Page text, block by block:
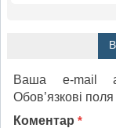
Ваша e-mail
Обов’язкові поля
Коментар *